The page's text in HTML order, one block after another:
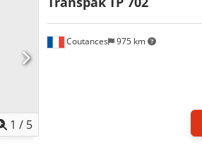
1 / 5
Coutances 975 km